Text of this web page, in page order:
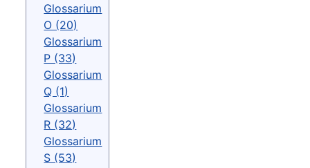
Glossarium
O (20)
Glossarium
P (33)
Glossarium
Q (1)
Glossarium
R (32)
Glossarium
S (53)